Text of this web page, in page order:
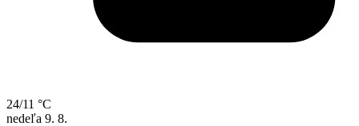
24/11 °C
nedeľa 9. 8.